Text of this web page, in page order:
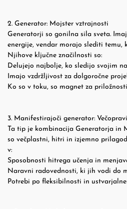
2. Generator: Mojster vztrajnosti
Generatorji so gonilna sila sveta.
energije, vendar morajo slediti temu,
Njihove ključne značilnosti so:
Delujejo najbolje, ko sledijo svojim
Imajo vzdržljivost za dolgoročne
Ko so v toku, so magnet za
3. Manifestirajoči generator:
Ta tip je kombinacija Generatorja in
so večplastni, hitri in izjemno
v:
Sposobnosti hitrega učenja in
Naravni radovednosti, ki jih vodi do
Potrebi po fleksibilnosti in